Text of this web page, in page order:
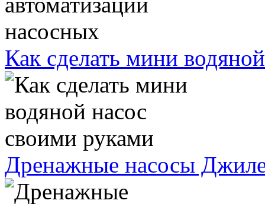
Как сделать мини
Дренажные насосы